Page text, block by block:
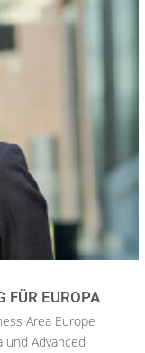
FÜR EUROPA
Area Europe
und Advanced